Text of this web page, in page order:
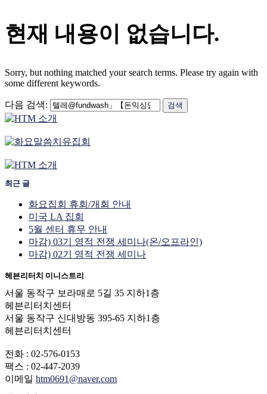
현재 내용이 없습니다.
Sorry, but nothing matched your search terms. Please try again with
some different keywords.
다음 검색:
최근 글
화요집회 휴회/개회 안내
미국 LA 집회
5월 센터 휴무 안내
마감) 03기 영적 전쟁 세미나(온/오프라인)
마감) 02기 영적 전쟁 세미나
헤븐리터치 미니스트리
서울 동작구 보라매로 5길 35 지하1층
헤븐리터치센터
서울 동작구 신대방동 395-65 지하1층
헤븐리터치센터
전화 : 02-576-0153
팩스 : 02-447-2039
이메일 htm0691@naver.com